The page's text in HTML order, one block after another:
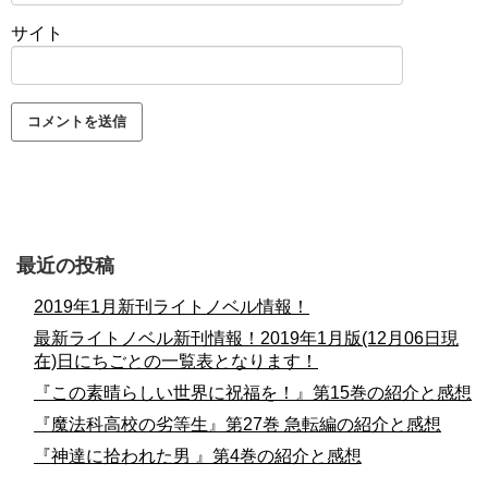
サイト
最近の投稿
2019年1月新刊ライトノベル情報！
最新ライトノベル新刊情報！2019年1月版(12月06日現
在)日にちごとの一覧表となります！
『この素晴らしい世界に祝福を！』第15巻の紹介と感想
『魔法科高校の劣等生』第27巻 急転編の紹介と感想
『神達に拾われた男 』第4巻の紹介と感想